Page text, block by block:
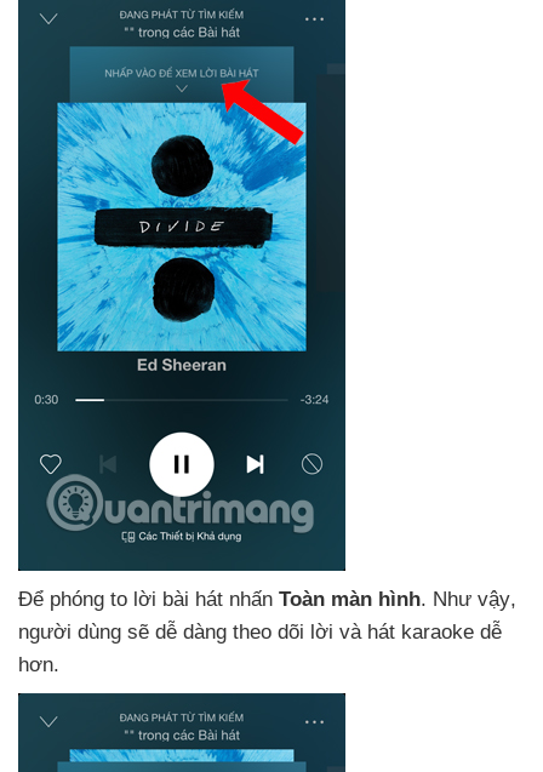
Để phóng to lời bài hát nhấn Toàn màn hình. Như vậy,
người dùng sẽ dễ dàng theo dõi lời và hát karaoke dễ
hơn.